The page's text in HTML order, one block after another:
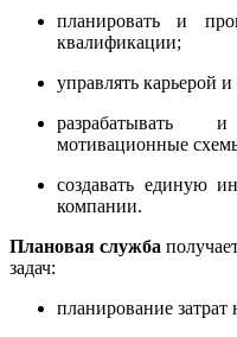
планировать и
квалификации;
управлять карьерой
разрабатывать
мотивационные
создавать единую
компании.
Плановая служба
задач:
планирование затрат